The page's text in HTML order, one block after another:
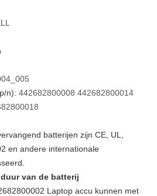
n): 442682800008 442682800014
batterijen zijn CE, UL,
en andere internationale
van de batterij
Laptop accu kunnen met